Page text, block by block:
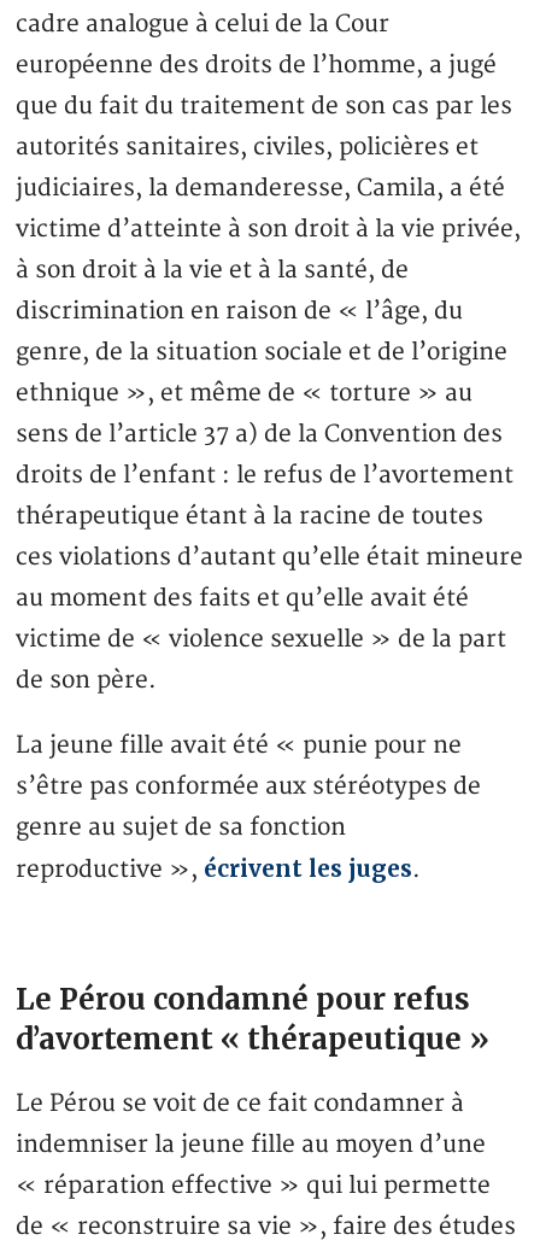
cadre analogue à celui de la Cour
européenne des droits de l’homme, a jugé
que du fait du traitement de son cas par les
autorités sanitaires, civiles, policières et
judiciaires, la demanderesse, Camila, a été
victime d’atteinte à son droit à la vie privée,
à son droit à la vie et à la santé, de
discrimination en raison de « l’âge, du
genre, de la situation sociale et de l’origine
ethnique », et même de « torture » au
sens de l’article 37 a) de la Convention des
droits de l’enfant : le refus de l’avortement
thérapeutique étant à la racine de toutes
ces violations d’autant qu’elle était mineure
au moment des faits et qu’elle avait été
victime de « violence sexuelle » de la part
de son père.
La jeune fille avait été « punie pour ne
s’être pas conformée aux stéréotypes de
genre au sujet de sa fonction
reproductive », écrivent les juges.
Le Pérou condamné pour refus
d’avortement « thérapeutique »
Le Pérou se voit de ce fait condamner à
indemniser la jeune fille au moyen d’une
« réparation effective » qui lui permette
de « reconstruire sa vie », faire des études